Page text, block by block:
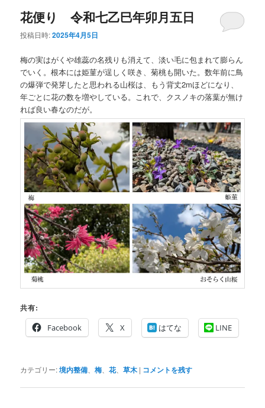
花便り 令和七乙巳年卯月五日
投稿日時:2025年4月5日
梅の実はがくや雄蕊の名残りも消えて、淡い毛に包まれて膨らん
でいく。根本には姫菫が逞しく咲き、菊桃も開いた。数年前に鳥
の爆弾で発芽したと思われる山桜は、もう背丈2mほどになり、
年ごとに花の数を増やしている。これで、クスノキの落葉が無け
れば良い春なのだが。
共有:
Facebook
X はてな LINE
カテゴリー:境内整備 、梅 、花、草木 | コメントを残す